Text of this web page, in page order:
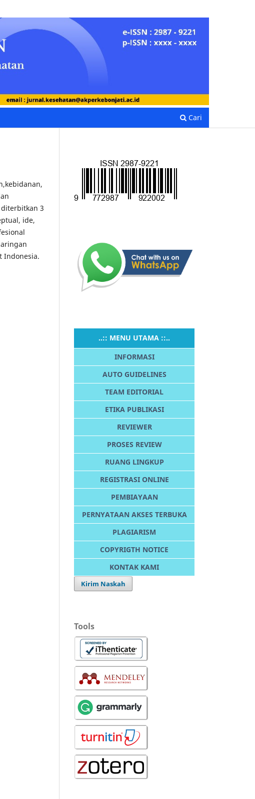
Cari
3
ide,
Indonesia.
..:: MENU UTAMA ::..
INFORMASI
AUTO GUIDELINES
TEAM EDITORIAL
ETIKA PUBLIKASI
REVIEWER
PROSES REVIEW
RUANG LINGKUP
REGISTRASI ONLINE
PEMBIAYAAN
PERNYATAAN AKSES TERBUKA
PLAGIARISM
COPYRIGTH NOTICE
KONTAK KAMI
Kirim Naskah
Tools